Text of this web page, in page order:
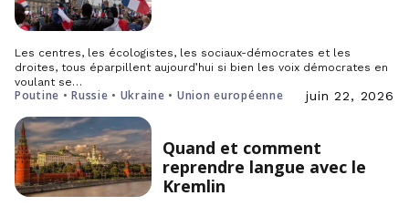
Les centres, les écologistes, les sociaux-démocrates et les
droites, tous éparpillent aujourd’hui si bien les voix démocrates en
voulant se…
Poutine • Russie • Ukraine • Union européenne juin 22, 2026
Quand et comment
reprendre langue avec le
Kremlin